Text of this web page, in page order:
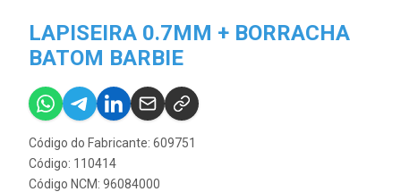
LAPISEIRA 0.7MM + BORRACHA
BATOM BARBIE
Código do Fabricante: 609751
Código: 110414
Código NCM: 96084000